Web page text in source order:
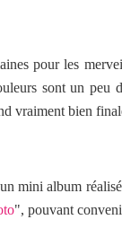
pour les
sont un peu
vraiment bien
mini album
", pouvant